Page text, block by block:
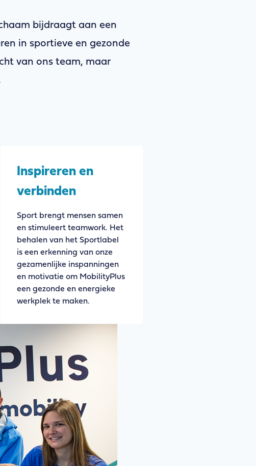
bijdraagt aan een
in sportieve en gezonde
van ons team, maar
Inspireren en
verbinden
Sport brengt mensen samen
en stimuleert teamwork. Het
behalen van het Sportlabel
is een erkenning van onze
gezamenlijke inspanningen
en motivatie om MobilityPlus
een gezonde en energieke
werkplek te maken.